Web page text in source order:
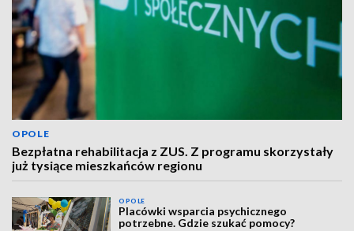
OPOLE
Bezpłatna rehabilitacja z ZUS. Z programu skorzystały
już tysiące mieszkańców regionu
OPOLE
Placówki wsparcia psychicznego
potrzebne. Gdzie szukać pomocy?